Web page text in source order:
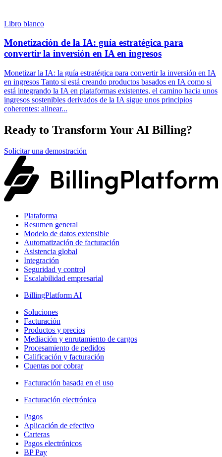
Libro blanco
Monetización de la IA: guía estratégica para
convertir la inversión en IA en ingresos
Monetizar la IA: la guía estratégica para convertir la inversión en IA
en ingresos Tanto si está creando productos basados en IA como si
está integrando la IA en plataformas existentes, el camino hacia unos
ingresos sostenibles derivados de la IA sigue unos principios
coherentes: alinear...
Ready to Transform Your AI Billing?
Solicitar una demostración
Plataforma
Resumen general
Modelo de datos extensible
Automatización de facturación
Asistencia global
Integración
Seguridad y control
Escalabilidad empresarial
BillingPlatform AI
Soluciones
Facturación
Productos y precios
Mediación y enrutamiento de cargos
Procesamiento de pedidos
Calificación y facturación
Cuentas por cobrar
Facturación basada en el uso
Facturación electrónica
Pagos
Aplicación de efectivo
Carteras
Pagos electrónicos
BP Pay